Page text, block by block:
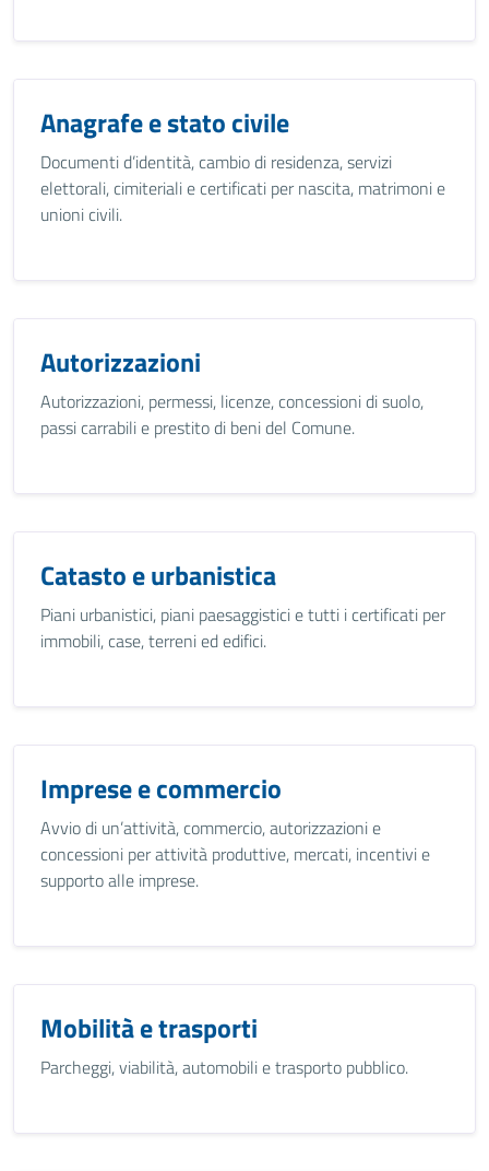
Anagrafe e stato civile
Documenti d’identità, cambio di residenza, servizi
elettorali, cimiteriali e certificati per nascita, matrimoni e
unioni civili.
Autorizzazioni
Autorizzazioni, permessi, licenze, concessioni di suolo,
passi carrabili e prestito di beni del Comune.
Catasto e urbanistica
Piani urbanistici, piani paesaggistici e tutti i certificati per
immobili, case, terreni ed edifici.
Imprese e commercio
Avvio di un’attività, commercio, autorizzazioni e
concessioni per attività produttive, mercati, incentivi e
supporto alle imprese.
Mobilità e trasporti
Parcheggi, viabilità, automobili e trasporto pubblico.